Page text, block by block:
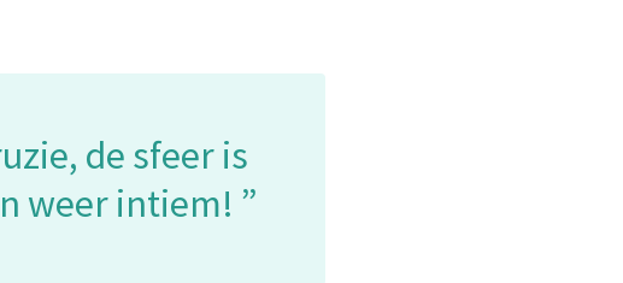
de sfeer is
weer intiem!